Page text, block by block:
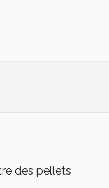
des pellets